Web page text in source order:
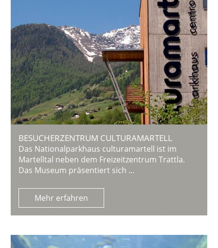
BESUCHERZENTRUM CULTURAMARTELL
Das Nationalparkhaus culturamartell ist im
Martelltal neben dem Freizeitzentrum Trattla.
Das Museum präsentiert sich ...
Mehr erfahren